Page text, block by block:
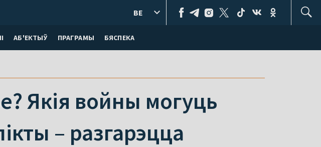
АБ'ЕКТЫЎ ПРАГРАМЫ БЯСПЕКА
BE
Якія войны могуць
– разгарэцца